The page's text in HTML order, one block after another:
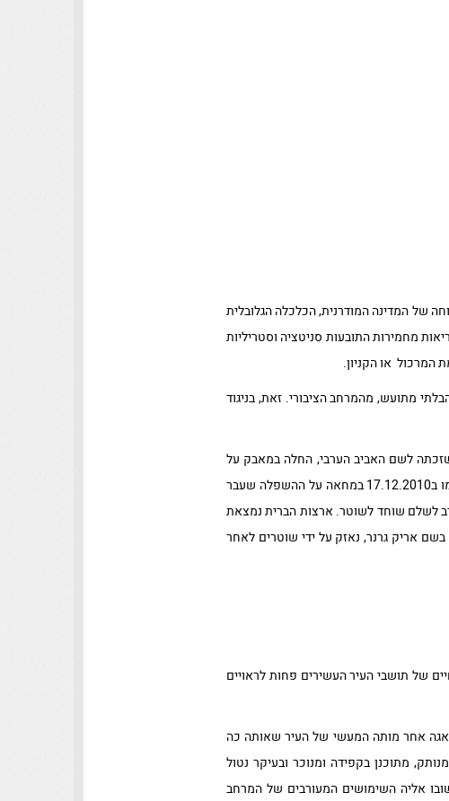
של המדינה המודרנית, הכלכלה הגלובלית
מחמירות התובעות סניטציה וסטריליות
המרכול או הקניון.
מתועש, מהמרחב הציבורי. זאת, בניגוד
נכרת יותר במדינות המפותחות, אבל כדאי שנזכור שהמהפכה עברה על המזרח התיכון ב-2011 שזכתה לשם האביב הערבי, החלה במאבק על
הזכות לפרנסה של בעלי דוכן רחוב. טארק אלטייב מחמד אבועזיזי היה מוכר ירקות מתוניס שהצית את עצמו ב17.12.2010 במחאה על ההשפלה שעבר
לשלם שוחד לשוטר. ארצות הברית נמצאת
ב17.7.2014 לאחר שגבר אפרו אמריקאי בשם אריק גרנר, נאזק על ידי שוטרים לאחר
של תושבי העיר העשירים פחות לראויים
אחר מותה המעשי של העיר שאותה כה
מתוכנן בקפידה ומנוכר ובעיקר נטול
אליה השימושים המעורבים של המרחב